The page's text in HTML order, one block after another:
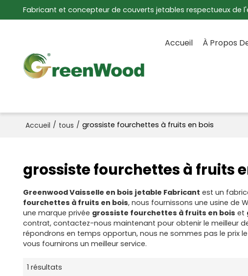
Fabricant et concepteur de couverts jetables respectueux de
Accueil À Propos
Accueil / tous / grossiste fourchettes à fruits en bois
grossiste fourchettes à fruits
Greenwood Vaisselle en bois jetable Fabricant est un
fourchettes à fruits en bois, nous fournissons une usine de
une marque privée grossiste fourchettes à fruits en bois et
contrat, contactez-nous maintenant pour obtenir le meilleur
répondrons en temps opportun, nous ne sommes pas le prix
vous fournirons un meilleur service.
1 résultats